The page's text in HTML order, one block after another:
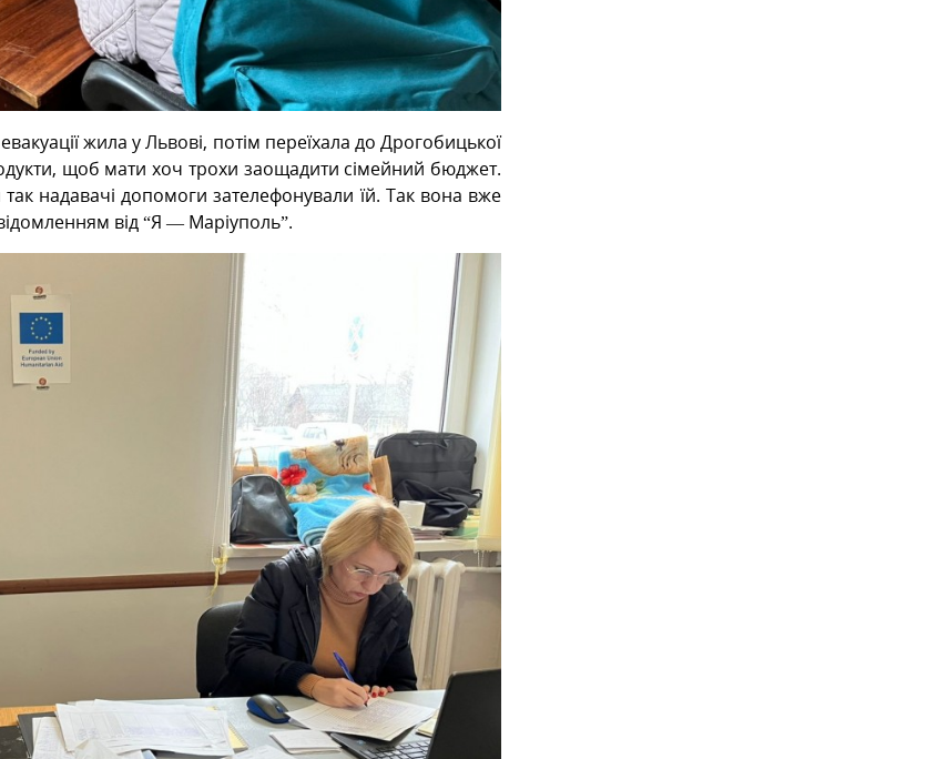
жила у Львові, потім переїхала до Дрогобицької
щоб мати хоч трохи заощадити сімейний бюджет.
надавачі допомоги зателефонували їй. Так вона вже
від “Я — Маріуполь”.